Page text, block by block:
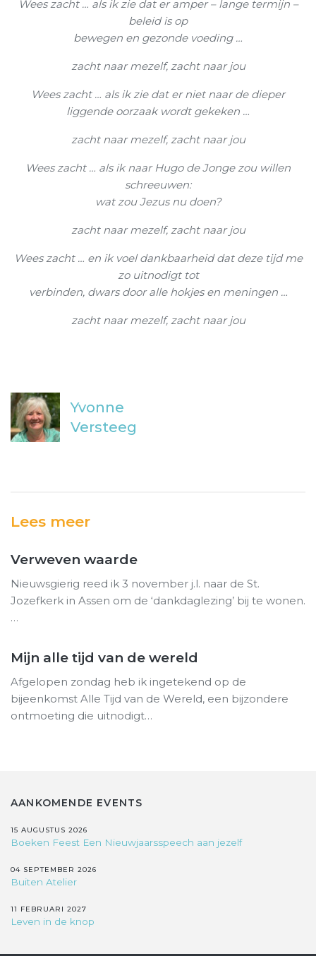
Wees zacht … als ik zie dat er amper – lange termijn –
beleid is op
bewegen en gezonde voeding …
zacht naar mezelf, zacht naar jou
Wees zacht … als ik zie dat er niet naar de dieper
liggende oorzaak wordt gekeken …
zacht naar mezelf, zacht naar jou
Wees zacht … als ik naar Hugo de Jonge zou willen
schreeuwen:
wat zou Jezus nu doen?
zacht naar mezelf, zacht naar jou
Wees zacht … en ik voel dankbaarheid dat deze tijd me
zo uitnodigt tot
verbinden, dwars door alle hokjes en meningen …
zacht naar mezelf, zacht naar jou
Yvonne
Versteeg
Lees meer
Verweven waarde
Nieuwsgierig reed ik 3 november j.l. naar de St.
Jozefkerk in Assen om de ‘dankdaglezing’ bij te wonen.
…
Mijn alle tijd van de wereld
Afgelopen zondag heb ik ingetekend op de
bijeenkomst Alle Tijd van de Wereld, een bijzondere
ontmoeting die uitnodigt…
AANKOMENDE EVENTS
15 AUGUSTUS 2026
Boeken Feest Een Nieuwjaarsspeech aan jezelf
04 SEPTEMBER 2026
Buiten Atelier
11 FEBRUARI 2027
Leven in de knop